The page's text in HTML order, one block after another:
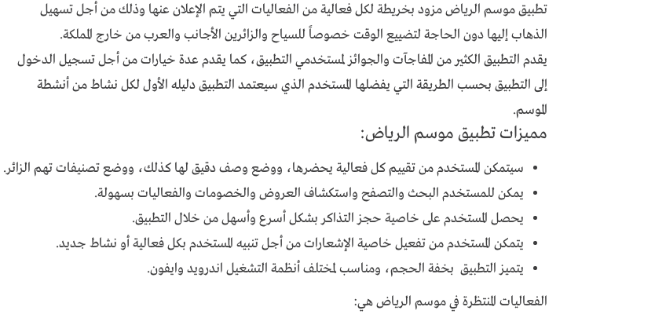
تطبيق موسم الرياض مزود بخريطة لكل فعالية من الفعاليات التي يتم الإعلان عنها وذلك من أجل تسهيل
الذهاب إليها دون الحاجة لتضييع الوقت خصوصاً للسياح والزائرين الأجانب والعرب من خارج المملكة.
يقدم التطبيق الكثير من المفاجآت والجوائز لمستخدمي التطبيق، كما يقدم عدة خيارات من أجل تسجيل الدخول
إلى التطبيق بحسب الطريقة التي يفضلها المستخدم الذي سيعتمد التطبيق دليله الأول لكل نشاط من أنشطة
الموسم.
مميزات تطبيق موسم الرياض:
سيتمكن المستخدم من تقييم كل فعالية يحضرها، ووضع وصف دقيق لها كذلك، ووضع تصنيفات تهم الزائر.
يمكن للمستخدم البحث والتصفح واستكشاف العروض والخصومات والفعاليات بسهولة.
يحصل المستخدم على خاصية حجز التذاكر بشكل أسرع وأسهل من خلال التطبيق.
يتمكن المستخدم من تفعيل خاصية الإشعارات من أجل تنبيه المستخدم بكل فعالية أو نشاط جديد.
يتميز التطبيق بخفة الحجم، ومناسب لمختلف أنظمة التشغيل اندرويد وايفون.
الفعاليات المنتظرة في موسم الرياض هي: